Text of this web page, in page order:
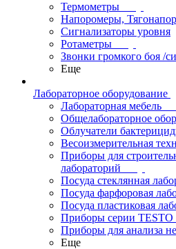
Термометры
Напоромеры,
Сигнализаторы уровня
Ротаметры
Звонки громкого боя /
Еще
Лабораторное оборудование
Лабораторная мебель
Общелабораторное
Облучатели
Весоизмерительная
Приборы для
лабораторий
Посуда стеклянная
Посуда фарфоровая
Посуда пластиковая
Приборы серии TESTO
Приборы для анализа
Еще